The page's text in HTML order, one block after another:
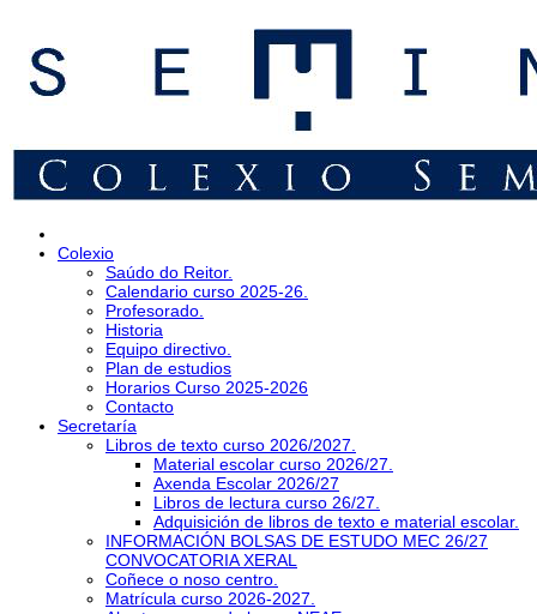
Colexio
Saúdo do Reitor.
Calendario curso 2025-26.
Profesorado.
Historia
Equipo directivo.
Plan de estudios
Horarios Curso 2025-2026
Contacto
Secretaría
Libros de texto curso 2026/2027.
Material escolar curso 2026/27.
Axenda Escolar 2026/27
Libros de lectura curso 26/27.
Adquisición de libros de texto e material escolar.
INFORMACIÓN BOLSAS DE ESTUDO MEC 26/27
CONVOCATORIA XERAL
Coñece o noso centro.
Matrícula curso 2026-2027.